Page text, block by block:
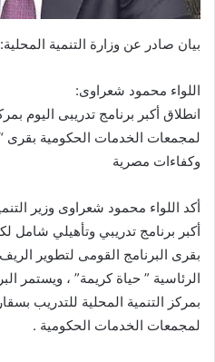
بيان صادر عن وزارة التنمية المحلية:
اللواء محمود شعراوى:
انطلاق أكبر برنامج تدريبى اليوم
لمجمعات الخدمات الحكومية بقرى
وكفاءات مصرية
أكد اللواء محمود شعراوى وزير
أكبر برنامج تدريبي وتأهيلي شامل
بقرى البرنامج القومى لتطوير
الرئاسية ” حياة كريمة” ، ويستمر
بمركز التنمية المحلية للتدريب
لمجمعات الخدمات الحكومية .